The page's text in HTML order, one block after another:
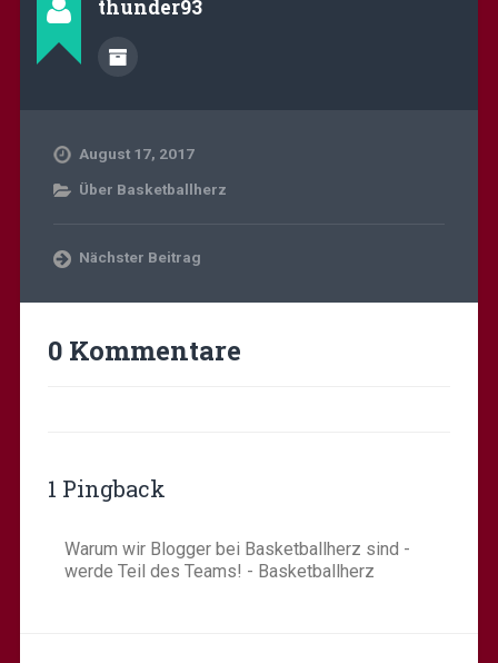
thunder93
August 17, 2017
Über Basketballherz
Nächster Beitrag
0 Kommentare
1 Pingback
Warum wir Blogger bei Basketballherz sind -
werde Teil des Teams! - Basketballherz